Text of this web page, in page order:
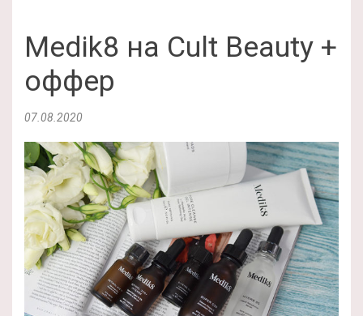
Medik8 на Cult Beauty +
оффер
07.08.2020